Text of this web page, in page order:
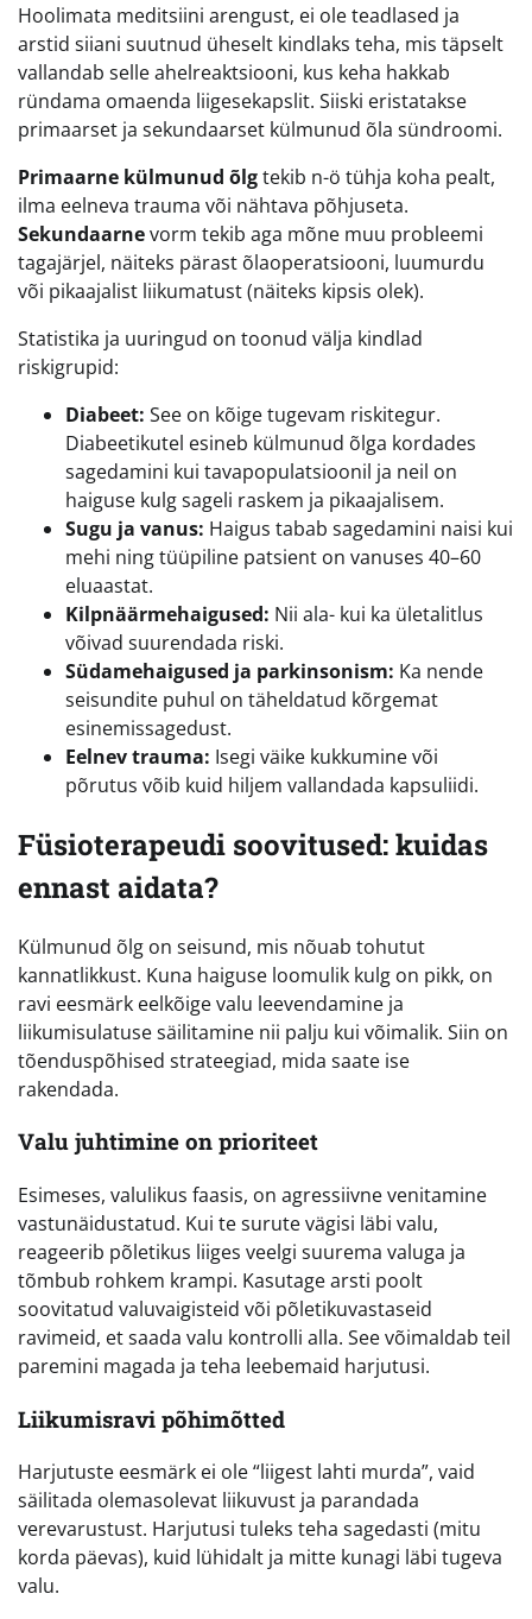
Hoolimata meditsiini arengust, ei ole teadlased ja
arstid siiani suutnud üheselt kindlaks teha, mis täpselt
vallandab selle ahelreaktsiooni, kus keha hakkab
ründama omaenda liigesekapslit. Siiski eristatakse
primaarset ja sekundaarset külmunud õla sündroomi.
Primaarne külmunud õlgtekib n-ö tühja koha pealt,
ilma eelneva trauma või nähtava põhjuseta.
Sekundaarnevorm tekib aga mõne muu probleemi
tagajärjel, näiteks pärast õlaoperatsiooni, luumurdu
või pikaajalist liikumatust (näiteks kipsis olek).
Statistika ja uuringud on toonud välja kindlad
riskigrupid:
Diabeet: See on kõige tugevam riskitegur.
Diabeetikutel esineb külmunud õlga kordades
sagedamini kui tavapopulatsioonil ja neil on
haiguse kulg sageli raskem ja pikaajalisem.
Sugu ja vanus: Haigus tabab sagedamini naisi kui
mehi ning tüüpiline patsient on vanuses 40–60
eluaastat.
Kilpnäärmehaigused: Nii ala- kui ka ületalitlus
võivad suurendada riski.
Südamehaigused ja parkinsonism: Ka nende
seisundite puhul on täheldatud kõrgemat
esinemissagedust.
Eelnev trauma: Isegi väike kukkumine või
põrutus võib kuid hiljem vallandada kapsuliidi.
Füsioterapeudi soovitused: kuidas
ennast aidata?
Külmunud õlg on seisund, mis nõuab tohutut
kannatlikkust. Kuna haiguse loomulik kulg on pikk, on
ravi eesmärk eelkõige valu leevendamine ja
liikumisulatuse säilitamine nii palju kui võimalik. Siin on
tõenduspõhised strateegiad, mida saate ise
rakendada.
Valu juhtimine on prioriteet
Esimeses, valulikus faasis, on agressiivne venitamine
vastunäidustatud. Kui te surute vägisi läbi valu,
reageerib põletikus liiges veelgi suurema valuga ja
tõmbub rohkem krampi. Kasutage arsti poolt
soovitatud valuvaigisteid või põletikuvastaseid
ravimeid, et saada valu kontrolli alla. See võimaldab teil
paremini magada ja teha leebemaid harjutusi.
Liikumisravi põhimõtted
Harjutuste eesmärk ei ole “liigest lahti murda”, vaid
säilitada olemasolevat liikuvust ja parandada
verevarustust. Harjutusi tuleks teha sagedasti (mitu
korda päevas), kuid lühidalt ja mitte kunagi läbi tugeva
valu.